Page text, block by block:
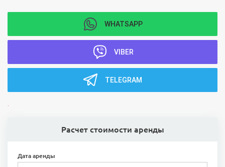
WHATSAPP
VIBER
TELEGRAM
.
Расчет стоимости аренды
Дата аренды